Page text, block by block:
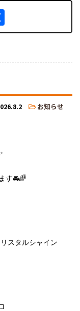
有
お知らせ
す🚘🌈
スタルシャイン